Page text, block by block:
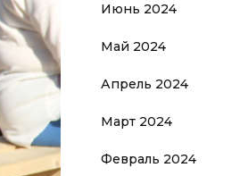
Июнь 2024
Май 2024
Апрель 2024
Март 2024
Февраль 2024